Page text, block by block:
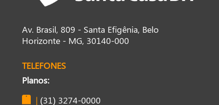
Av. Brasil, 809 - Santa Efigênia, Belo
Horizonte - MG, 30140-000
TELEFONES
Planos:
| (31) 3274-0000